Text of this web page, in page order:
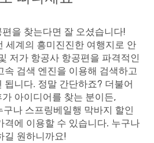
을 찾는다면 잘 오셨습니다!
세계의 흥미진진한 여행지로 안
저가 항공사 항공편을 파격적인
속 검색 엔진을 이용해 검색하고
됩니다. 정말 간단하죠? 더불어
아이디어를 찾는 분이든,
나 스프링베일행 막바지 할인
격에 이용할 수 있습니다. 누구나
길 원하니까요!